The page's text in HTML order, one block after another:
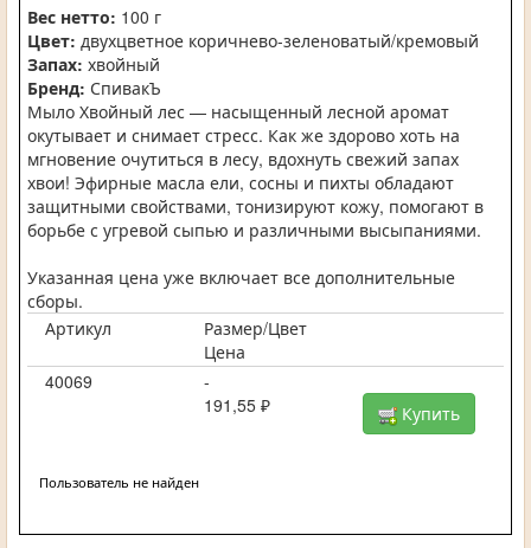
Вес нетто: 100 г
Цвет: двухцветное коричнево-зеленоватый/кремовый
Запах: хвойный
Бренд: СпивакЪ
Мыло Хвойный лес — насыщенный лесной аромат
окутывает и снимает стресс. Как же здорово хоть на
мгновение очутиться в лесу, вдохнуть свежий запах
хвои! Эфирные масла ели, сосны и пихты обладают
защитными свойствами, тонизируют кожу, помогают в
борьбе с угревой сыпью и различными высыпаниями.
Указанная цена уже включает все дополнительные
сборы.
Артикул
Размер/Цвет
Цена
40069
-
191,55 ₽
Купить
Пользователь не найден